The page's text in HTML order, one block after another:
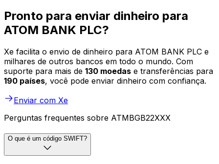
Pronto para enviar dinheiro para
ATOM BANK PLC?
Xe facilita o envio de dinheiro para ATOM BANK PLC e
milhares de outros bancos em todo o mundo. Com
suporte para mais de 130 moedas e transferências para
190 países, você pode enviar dinheiro com confiança.
Enviar com Xe
Perguntas frequentes sobre ATMBGB22XXX
O que é um código SWIFT?